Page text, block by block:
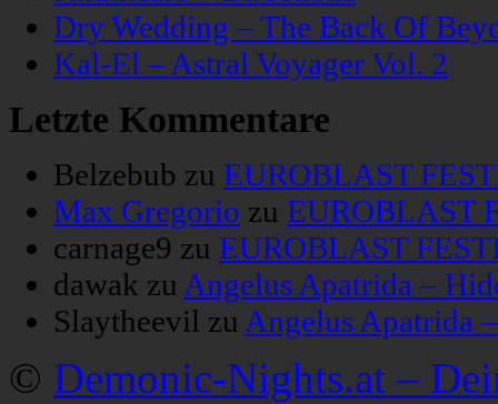
Dry Wedding – The Back Of
Kal-El – Astral Voyager Vol. 2
Letzte Kommentare
Belzebub zu EUROBLAST
Max Gregorio zu EUROBLAST
carnage9 zu EUROBLAST
dawak zu Angelus Apatrida –
Slaytheevil zu Angelus Apatrida
© Demonic-Nights.at –